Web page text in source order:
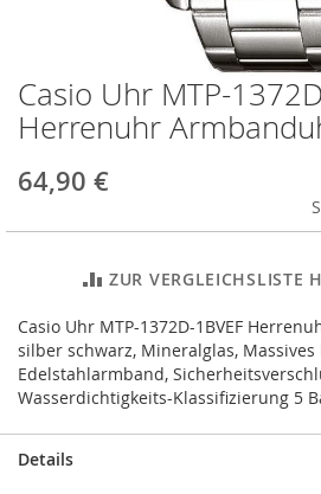
Zum
Anfang
der
springen
Casio Uhr MTP-
Herrenuhr
64,90 €
ZUR VERGLEICHSLISTE
Casio Uhr MTP-1372D-1BVEF
silber schwarz, Mineralglas, Massives
Edelstahlarmband,
Wasserdichtigkeits-Klassifizierung 5
Details